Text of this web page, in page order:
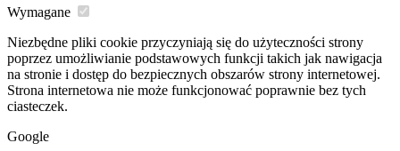
Wymagane
Niezbędne pliki cookie przyczyniają się do użyteczności strony
poprzez umożliwianie podstawowych funkcji takich jak nawigacja
na stronie i dostęp do bezpiecznych obszarów strony internetowej.
Strona internetowa nie może funkcjonować poprawnie bez tych
ciasteczek.
Google